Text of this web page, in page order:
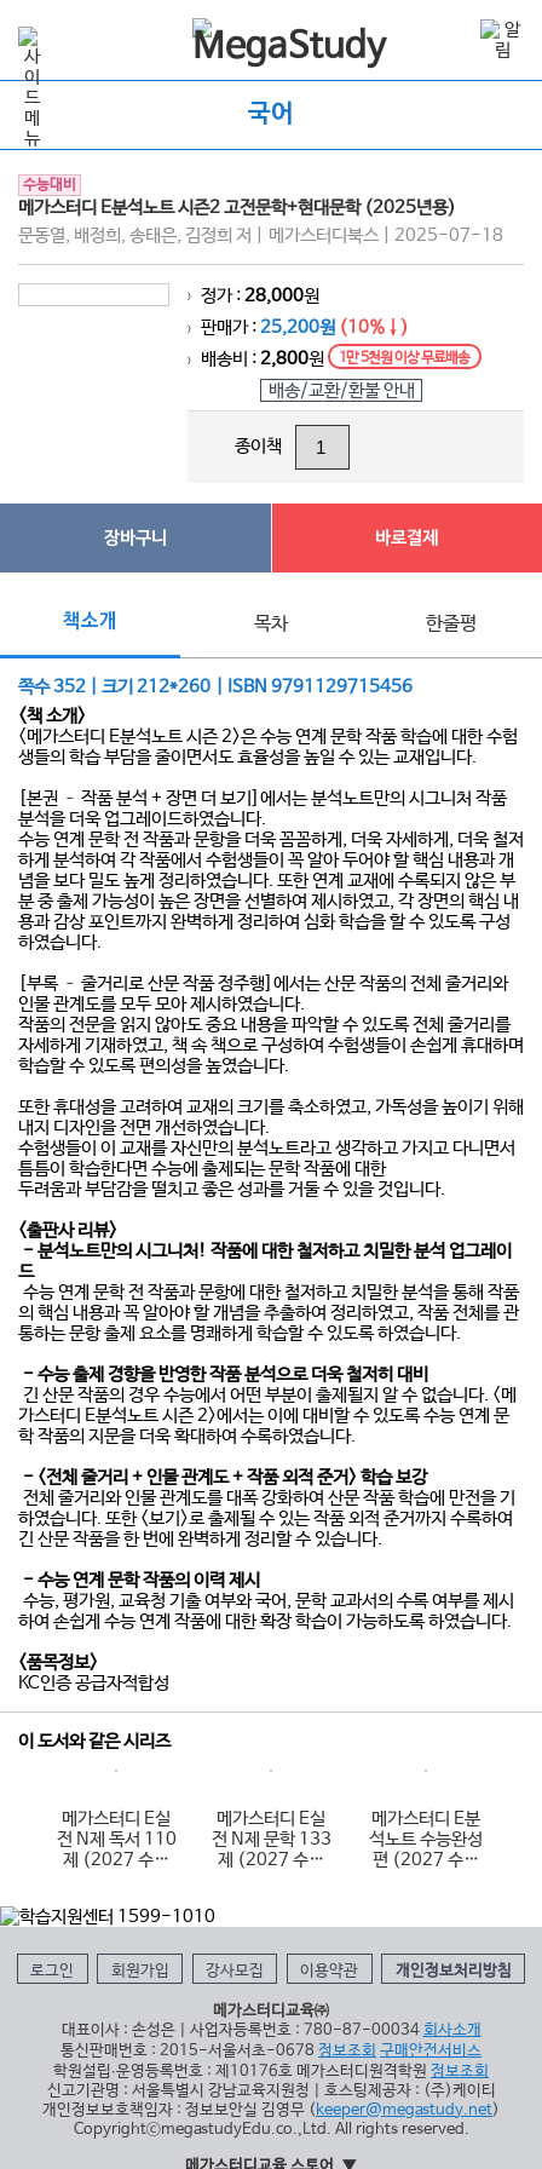
국어
수능대비
메가스터디 E분석노트 시즌2 고전문학+현대문학 (2025년용)
문동열, 배정희, 송태은, 김정희 저 | 메가스터디북스 | 2025-07-18
> 정가 :28,000원
> 판매가 :25,200원 (10%↓)
> 배송비 :2,800원 1만 5천원 이상 무료배송
배송/교환/환불 안내
종이책
장바구니 바로결제
책소개 목차 한줄평
쪽수 352 | 크기 212*260 | ISBN 9791129715456
<책 소개>
<메가스터디 E분석노트 시즌 2>은 수능 연계 문학 작품 학습에 대한 수험
생들의 학습 부담을 줄이면서도 효율성을 높일 수 있는 교재입니다.
[본권 – 작품 분석 + 장면 더 보기]에서는 분석노트만의 시그니처 작품
분석을 더욱 업그레이드하였습니다.
수능 연계 문학 전 작품과 문항을 더욱 꼼꼼하게, 더욱 자세하게, 더욱 철저
하게 분석하여 각 작품에서 수험생들이 꼭 알아 두어야 할 핵심 내용과 개
념을 보다 밀도 높게 정리하였습니다. 또한 연계 교재에 수록되지 않은 부
분 중 출제 가능성이 높은 장면을 선별하여 제시하였고, 각 장면의 핵심 내
용과 감상 포인트까지 완벽하게 정리하여 심화 학습을 할 수 있도록 구성
하였습니다.
[부록 – 줄거리로 산문 작품 정주행]에서는 산문 작품의 전체 줄거리와
인물 관계도를 모두 모아 제시하였습니다.
작품의 전문을 읽지 않아도 중요 내용을 파악할 수 있도록 전체 줄거리를
자세하게 기재하였고, 책 속 책으로 구성하여 수험생들이 손쉽게 휴대하며
학습할 수 있도록 편의성을 높였습니다.
또한 휴대성을 고려하여 교재의 크기를 축소하였고, 가독성을 높이기 위해
내지 디자인을 전면 개선하였습니다.
수험생들이 이 교재를 자신만의 분석노트라고 생각하고 가지고 다니면서
틈틈이 학습한다면 수능에 출제되는 문학 작품에 대한
두려움과 부담감을 떨치고 좋은 성과를 거둘 수 있을 것입니다.
<출판사 리뷰>
- 분석노트만의 시그니처! 작품에 대한 철저하고 치밀한 분석 업그레이
드
수능 연계 문학 전 작품과 문항에 대한 철저하고 치밀한 분석을 통해 작품
의 핵심 내용과 꼭 알아야 할 개념을 추출하여 정리하였고, 작품 전체를 관
통하는 문항 출제 요소를 명쾌하게 학습할 수 있도록 하였습니다.
- 수능 출제 경향을 반영한 작품 분석으로 더욱 철저히 대비
긴 산문 작품의 경우 수능에서 어떤 부분이 출제될지 알 수 없습니다. <메
가스터디 E분석노트 시즌 2>에서는 이에 대비할 수 있도록 수능 연계 문
학 작품의 지문을 더욱 확대하여 수록하였습니다.
- <전체 줄거리 + 인물 관계도 + 작품 외적 준거> 학습 보강
전체 줄거리와 인물 관계도를 대폭 강화하여 산문 작품 학습에 만전을 기
하였습니다. 또한 <보기>로 출제될 수 있는 작품 외적 준거까지 수록하여
긴 산문 작품을 한 번에 완벽하게 정리할 수 있습니다.
- 수능 연계 문학 작품의 이력 제시
수능, 평가원, 교육청 기출 여부와 국어, 문학 교과서의 수록 여부를 제시
하여 손쉽게 수능 연계 작품에 대한 확장 학습이 가능하도록 하였습니다.
<품목정보>
KC인증 공급자적합성
이 도서와 같은 시리즈
메가스터디 E실
전 N제 독서 110
제 (2027 수능
메가스터디 E실
전 N제 문학 133
제 (2027 수능
메가스터디 E분
석노트 수능완성
편 (2027 수능
로그인 회원가입 강사모집 이용약관 개인정보처리방침
메가스터디교육㈜
대표이사 : 손성은 | 사업자등록번호 : 780-87-00034 회사소개
통신판매번호 : 2015-서울서초-0678 정보조회 구매안전서비스
학원설립∙운영등록번호 : 제10176호 메가스터디원격학원 정보조회
신고기관명 : 서울특별시 강남교육지원청 | 호스팅제공자 : (주)케이티
개인정보보호책임자 : 정보보안실 김영무 (keeper@megastudy.net)
CopyrightⓒmegastudyEdu.co.,Ltd. All rights reserved.